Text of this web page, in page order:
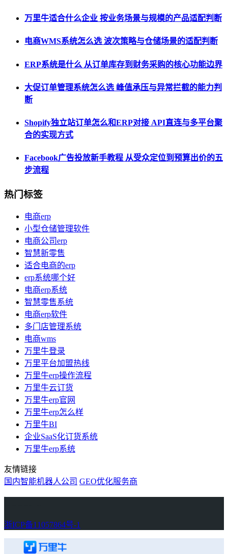
万里牛适合什么企业 按业务场景与规模的产品适配判断
电商WMS系统怎么选 波次策略与仓储场景的适配判断
ERP系统是什么 从订单库存到财务采购的核心功能边界
大促订单管理系统怎么选 峰值承压与异常拦截的能力判
断
Shopify独立站订单怎么和ERP对接 API直连与多平台聚
合的实现方式
Facebook广告投放新手教程 从受众定位到预算出价的五
步流程
热门标签
电商erp
小型仓储管理软件
电商公司erp
智慧新零售
适合电商的erp
erp系统哪个好
电商erp系统
智慧零售系统
电商erp软件
多门店管理系统
电商wms
万里牛登录
万里平台加盟热线
万里牛erp操作流程
万里牛云订货
万里牛erp官网
万里牛erp怎么样
万里牛BI
企业SaaS化订货系统
万里牛erp系统
友情链接
国内智能机器人公司 GEO优化服务商
浙ICP备11057864号-1